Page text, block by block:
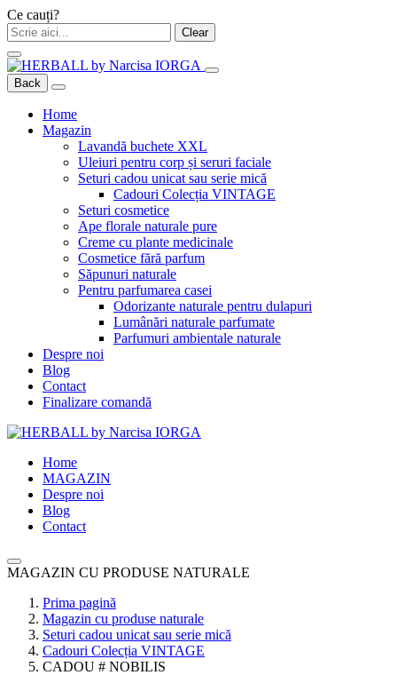
Ce cauți?
Clear
Back
Home
Magazin
Lavandă buchete XXL
Uleiuri pentru corp și seruri faciale
Seturi cadou unicat sau serie mică
Cadouri Colecția VINTAGE
Seturi cosmetice
Ape florale naturale pure
Creme cu plante medicinale
Cosmetice fără parfum
Săpunuri naturale
Pentru parfumarea casei
Odorizante naturale pentru dulapuri
Lumânări naturale parfumate
Parfumuri ambientale naturale
Despre noi
Blog
Contact
Finalizare comandă
Home
MAGAZIN
Despre noi
Blog
Contact
MAGAZIN CU PRODUSE NATURALE
Prima pagină
Magazin cu produse naturale
Seturi cadou unicat sau serie mică
Cadouri Colecția VINTAGE
CADOU # NOBILIS